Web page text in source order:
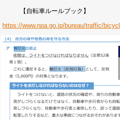
【自転車ルールブック】
https://www.npa.go.jp/bureau/traffic/